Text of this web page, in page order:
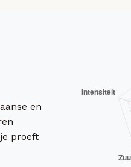
en
proeft